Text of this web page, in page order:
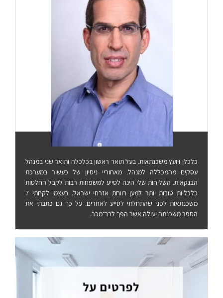
כלכלן ויועץ משכנתאות. בעל תואר ראשון בכלכלה ותואר שני במנהל
עסקים מהמכללה למנהל. מאחוריי ניסיון של כעשור במערכת
הבנקאית. השליחות שלי הינה לסייע למשפחות רבות לקבל החלטות
כלכליות טובות יותר למען רווחת אזרחי ישראל. בעצמי לקחתי 7
משכנתאות לפני שהתחלתי לסייע לאחרים. על כך גם כתבתי את
הספר משכנתה יעילה אשר הפך לרב־מכר.